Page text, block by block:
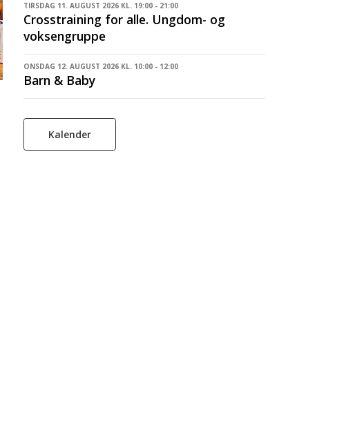
TIRSDAG 11. AUGUST 2026 KL. 19:00 - 21:00
Crosstraining for alle. Ungdom- og
voksengruppe
ONSDAG 12. AUGUST 2026 KL. 10:00 - 12:00
Barn & Baby
Kalender